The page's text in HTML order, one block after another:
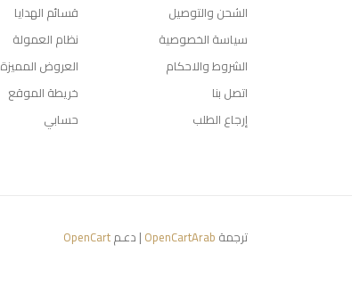
الشحن والتوصيل
سياسة الخصوصية
الشروط والاحكام
اتصل بنا
إرجاع الطلب
قسائم الهدايا
نظام العمولة
العروض المميزة
خريطة الموقع
حسابي
ترجمة OpenCartArab | دعـمOpenCart